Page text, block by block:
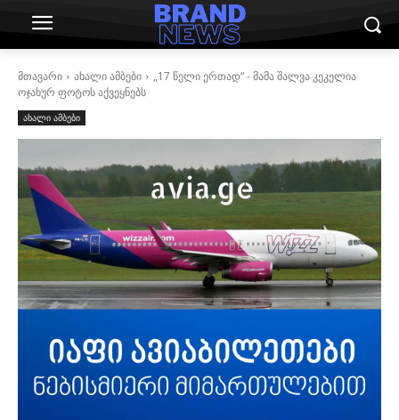
მთავარი ახალი ამბები
„17 წელი ერთად“ - მამა შალვა კეკელია
ოჯახურ ფოტოს აქვეყნებს
ახალი ამბები